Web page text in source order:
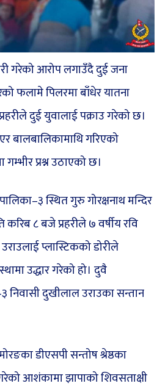
गरेको आरोप लगाउँदै दुई जना
फलामे पिलरमा बाँधेर यातना
दुई युवालाई पक्राउ गरेको छ।
बालबालिकामाथि गरिएको
प्रश्न उठाएको छ।
स्थित गुरु गोरक्षनाथ मन्दिर
करिब ८ बजे प्रहरीले ७ वर्षीय रवि
उराउलाई प्लास्टिकको डोरीले
उद्धार गरेको हो। दुवै
निवासी दुखीलाल उराउका सन्तान
डीएसपी सन्तोष श्रेष्ठका
आशंकामा झापाको शिवसताक्षी